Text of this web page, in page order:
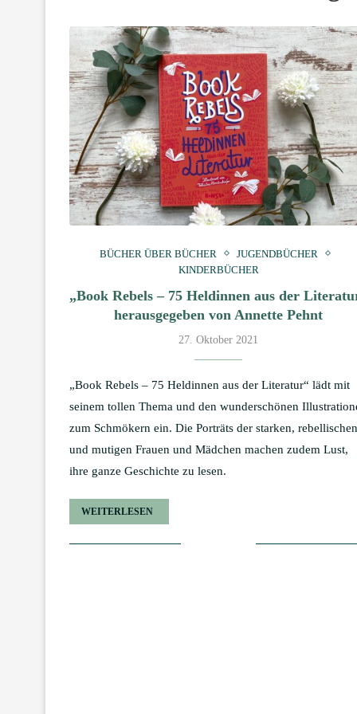
BÜCHER ÜBER BÜCHER
JUGENDBÜCHER
KINDERBÜCHER
„Book Rebels – 75 Heldinnen aus der
herausgegeben von Annette Pehnt
27. Oktober 2021
„Book Rebels – 75 Heldinnen aus der Literatur“ lädt mit
seinem tollen Thema und den wunderschönen
zum Schmökern ein. Die Porträts der starken, rebellischen
und mutigen Frauen und Mädchen machen zudem Lust,
ihre ganze Geschichte zu lesen.
WEITERLESEN